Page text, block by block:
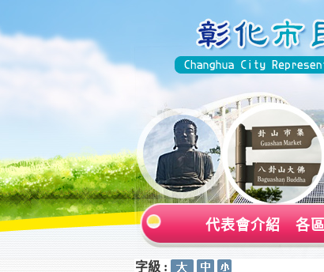
代表會介紹 各
字級 :